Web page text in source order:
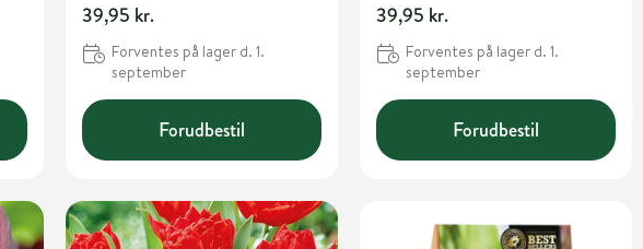
39,95 kr.
Forventes på lager d. 1.
september
Forudbestil
39,95 kr.
Forventes på lager d. 1.
september
Forudbestil